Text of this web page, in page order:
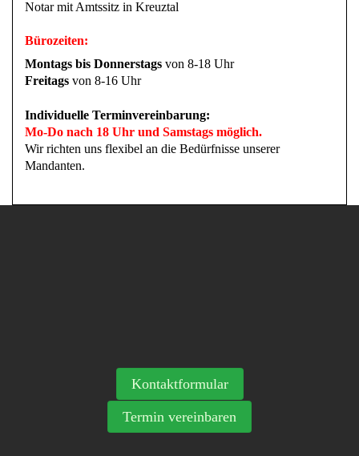
Notar mit Amtssitz in Kreuztal
Bürozeiten:
Montags bis Donnerstags von 8-18 Uhr
Freitags von 8-16 Uhr
Individuelle Terminvereinbarung:
Mo-Do nach 18 Uhr und Samstags möglich.
Wir richten uns flexibel an die Bedürfnisse unserer
Mandanten.
Kontaktformular
Termin vereinbaren